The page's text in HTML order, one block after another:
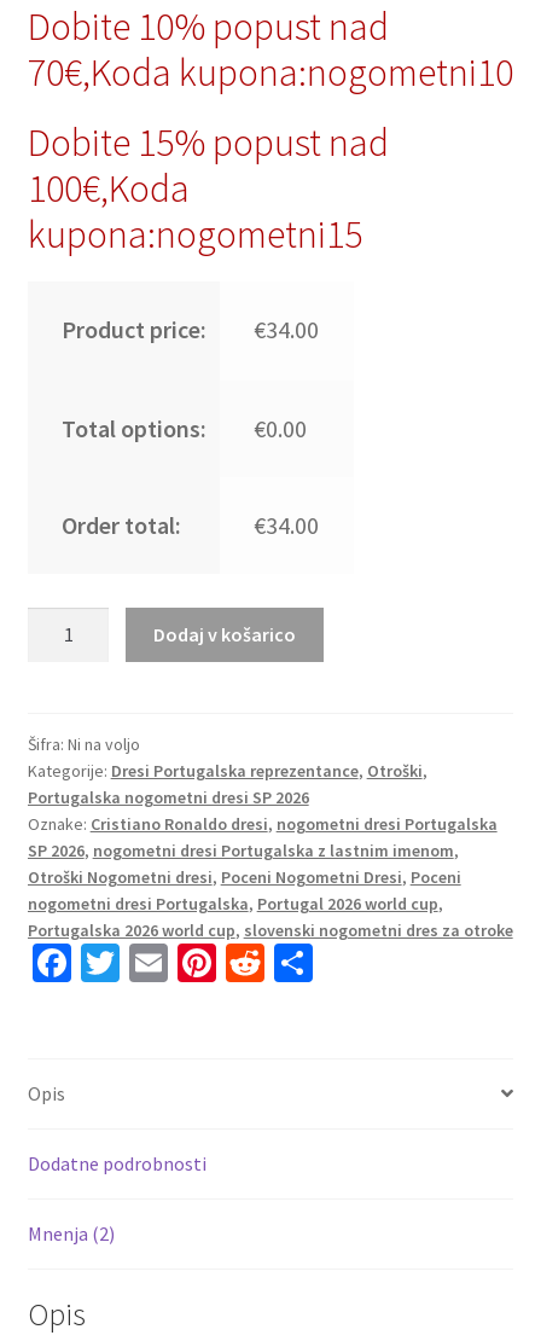
Dobite 10% popust nad
70€,Koda kupona:nogometni10
Dobite 15% popust nad
100€,Koda
kupona:nogometni15
Product price: €34.00
Total options: €0.00
Order total: €34.00
Nogometni dresi za otroke
Cristiano
Ronaldo
#7
Gostujoči
količina
Dodaj v košarico
Šifra: Ni na voljo
Kategorije: Dresi Portugalska reprezentance, Otroški,
Portugalska nogometni dresi SP 2026
Oznake: Cristiano Ronaldo dresi, nogometni dresi Portugalska
SP 2026, nogometni dresi Portugalska z lastnim imenom,
Otroški Nogometni dresi, Poceni Nogometni Dresi, Poceni
nogometni dresi Portugalska, Portugal 2026 world cup,
Portugalska 2026 world cup, slovenski nogometni dres za otroke
Fa
k
T E Pi R S
Opis
Dodatne podrobnosti
Mnenja (2)
Opis